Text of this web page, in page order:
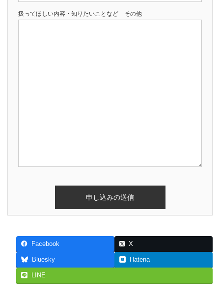
扱ってほしい内容・知りたいことなど その他
Facebook X
Bluesky Hatena
LINE